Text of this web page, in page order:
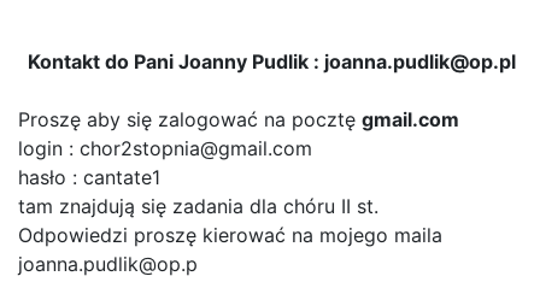
Kontakt do Pani Joanny Pudlik : joanna.pudlik@op.pl
Proszę aby się zalogować na pocztę gmail.com
login : chor2stopnia@gmail.com
hasło : cantate1
tam znajdują się zadania dla chóru II st.
Odpowiedzi proszę kierować na mojego maila
joanna.pudlik@op.p